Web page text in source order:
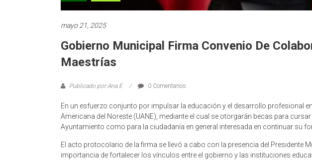
mayo 21, 2025
Gobierno Municipal Firma Convenio De
Maestrías
Publicado por:Ana E 0 Comentarios
En un esfuerzo conjunto por impulsar la educación y el desarrollo profesional
Americana del Noreste (UANE), mediante el cual se otorgarán becas para
Ayuntamiento como para la ciudadanía en general interesada en continuar su
El acto protocolario de la firma se llevó a cabo con la presencia del Presidente
importancia de fortalecer los vínculos entre el gobierno y las instituciones